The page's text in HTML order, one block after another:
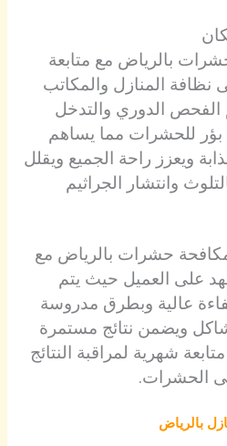
بالرياض مع متابعة
المنازل والمكاتب
الدوري والتدخل
للحشرات مما يساهم
ويعزز راحة الجميع ويقلل
وانتشار الجراثيم
حشرات بالرياض مع
على العميل حيث يتم
عالية وبطرق مدروسة
ويضمن نتائج مستمرة
شهرية لمراقبة النتائج
الحشرات.
بالرياض